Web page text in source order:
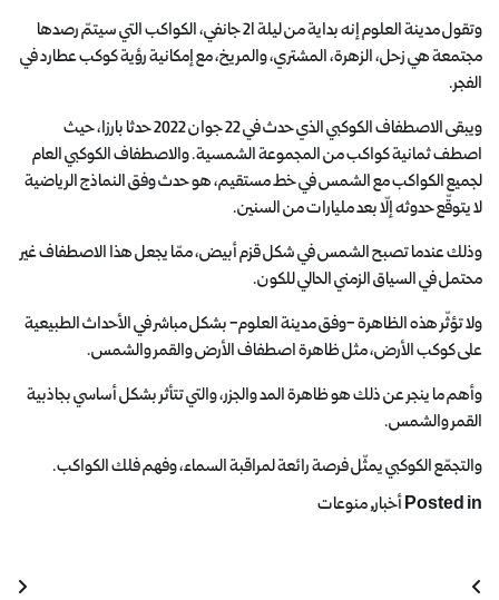
وتقول مدينة العلوم إنه بداية من ليلة 21 جانفي، الكواكب التي سيتمّ رصدها
مجتمعة هي زحل، الزهرة، المشتري، والمريخ، مع إمكانية رؤية كوكب عطارد في
الفجر.
ويبقى الاصطفاف الكوكبي الذي حدث في 22 جوان 2022 حدثا بارزا، حيث
اصطف ثمانية كواكب من المجموعة الشمسية. والاصطفاف الكوكبي العام
لجميع الكواكب مع الشمس في خط مستقيم، هو حدث وفق النماذج الرياضية
لا يتوقّع حدوثه إلّا بعد مليارات من السنين.
وذلك عندما تصبح الشمس في شكل قزم أبيض، ممّا يجعل هذا الاصطفاف غير
محتمل في السياق الزمني الحالي للكون.
ولا تؤثّر هذه الظاهرة -وفق مدينة العلوم- بشكل مباشر في الأحداث الطبيعية
على كوكب الأرض، مثل ظاهرة اصطفاف الأرض والقمر والشمس.
وأهم ما ينجر عن ذلك هو ظاهرة المد والجزر، والتي تتأثر بشكل أساسي بجاذبية
القمر والشمس.
والتجمّع الكوكبي يمثّل فرصة رائعة لمراقبة السماء، وفهم فلك الكواكب.
Posted inأخبار,منوعات